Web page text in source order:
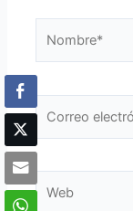
Correo
electrónico*
Web